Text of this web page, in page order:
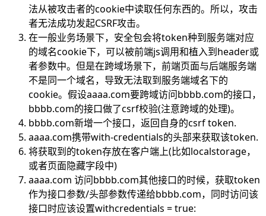
法从被攻击者的cookie中读取任何东西的。所以，攻击
者无法成功发起CSRF攻击。
在一般业务场景下，安全包会将token种到服务端对应
的域名cookie下，可以被前端js调用和植入到header或
者参数中。但是在跨域场景下，前端页面与后端服务端
不是同一个域名，导致无法取到服务端域名下的
cookie。假设aaaa.com要跨域访问bbbb.com的接口，
bbbb.com的接口做了csrf校验(注意跨域的处理)。
bbbb.com新增一个接口，返回自身的csrf token.
aaaa.com携带with-credentials的头部来获取该token.
将获取到的token存放在客户端上(比如localstorage，
或者页面隐藏字段中)
aaaa.com 访问bbbb.com其他接口的时候，获取token
作为接口参数/头部参数传递给bbbb.com，同时访问该
接口时应该设置withcredentials = true: